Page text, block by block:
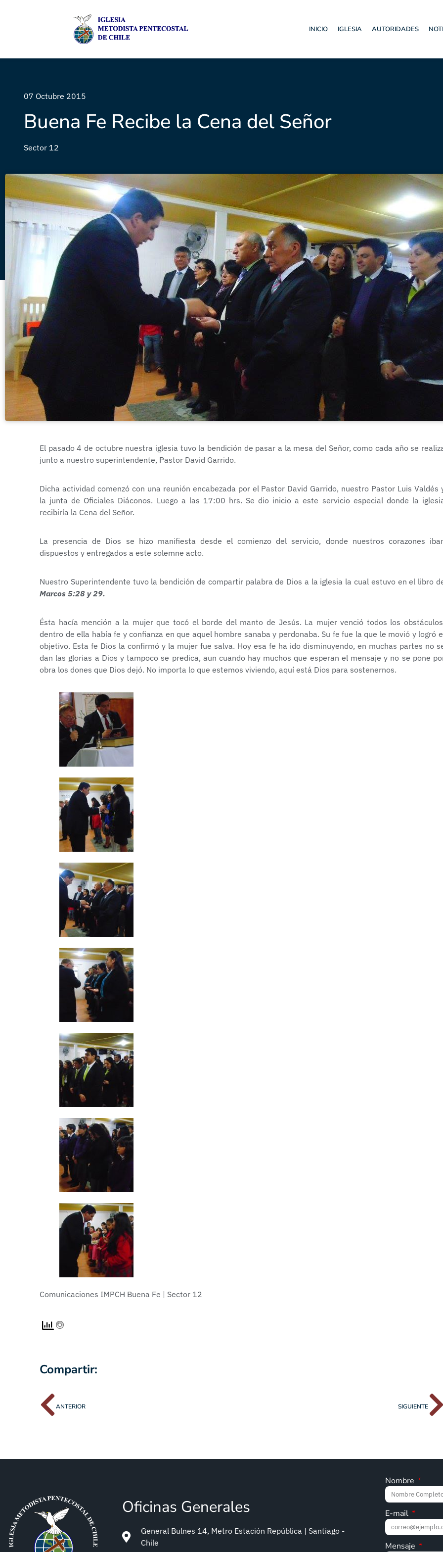
INICIO IGLESIA AUTORIDADES
07 Octubre 2015
Buena Fe Recibe la Cena del Señor
Sector 12
El pasado 4 de octubre nuestra iglesia tuvo la bendición de pasar a la mesa del Señor, como cada año se
junto a nuestro superintendente, Pastor David Garrido.
Dicha actividad comenzó con una reunión encabezada por el Pastor David Garrido, nuestro Pastor Luis Valdés
la junta de Oficiales Diáconos. Luego a las 17:00 hrs. Se dio inicio a este servicio especial donde la
recibiría la Cena del Señor.
La presencia de Dios se hizo manifiesta desde el comienzo del servicio, donde nuestros corazones
dispuestos y entregados a este solemne acto.
Nuestro Superintendente tuvo la bendición de compartir palabra de Dios a la iglesia la cual estuvo en el libro
Marcos 5:28 y 29.
Ésta hacía mención a la mujer que tocó el borde del manto de Jesús. La mujer venció todos los
dentro de ella había fe y confianza en que aquel hombre sanaba y perdonaba. Su fe fue la que le movió y logró
objetivo. Esta fe Dios la confirmó y la mujer fue salva. Hoy esa fe ha ido disminuyendo, en muchas partes no
dan las glorias a Dios y tampoco se predica, aun cuando hay muchos que esperan el mensaje y no se pone
obra los dones que Dios dejó. No importa lo que estemos viviendo, aquí está Dios para sostenernos.
Comunicaciones IMPCH Buena Fe | Sector 12
Compartir:
ANTERIOR SIGUIENTE
Oficinas Generales
General Bulnes 14, Metro Estación República | Santiago -
Chile
Nombre
E-mail
Mensaje